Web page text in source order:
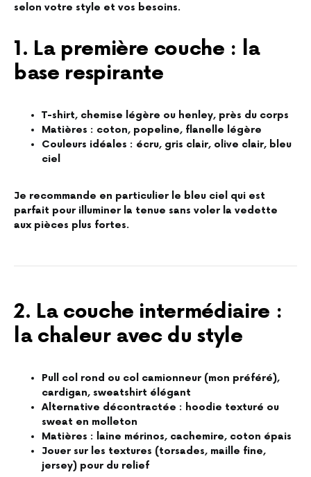
selon votre style et vos besoins.
1. La première couche : la
base respirante
T-shirt, chemise légère ou henley, près du corps
Matières : coton, popeline, flanelle légère
Couleurs idéales : écru, gris clair, olive clair, bleu
ciel
Je recommande en particulier le bleu ciel qui est
parfait pour illuminer la tenue sans voler la vedette
aux pièces plus fortes.
2. La couche intermédiaire :
la chaleur avec du style
Pull col rond ou col camionneur (mon préféré),
cardigan, sweatshirt élégant
Alternative décontractée : hoodie texturé ou
sweat en molleton
Matières : laine mérinos, cachemire, coton épais
Jouer sur les textures (torsades, maille fine,
jersey) pour du relief